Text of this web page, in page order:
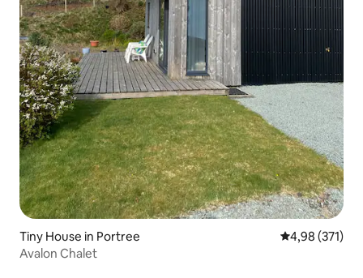
Tiny House in Portree
4,98 (371)
Avalon Chalet